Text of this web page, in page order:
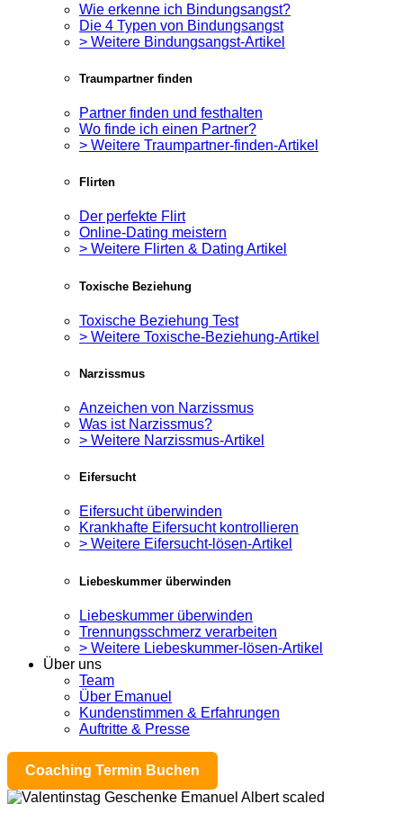
Wie erkenne ich Bindungsangst?
Die 4 Typen von Bindungsangst
> Weitere Bindungsangst-Artikel
Traumpartner finden
Partner finden und festhalten
Wo finde ich einen Partner?
> Weitere Traumpartner-finden-Artikel
Flirten
Der perfekte Flirt
Online-Dating meistern
> Weitere Flirten & Dating Artikel
Toxische Beziehung
Toxische Beziehung Test
> Weitere Toxische-Beziehung-Artikel
Narzissmus
Anzeichen von Narzissmus
Was ist Narzissmus?
> Weitere Narzissmus-Artikel
Eifersucht
Eifersucht überwinden
Krankhafte Eifersucht kontrollieren
> Weitere Eifersucht-lösen-Artikel
Liebeskummer überwinden
Liebeskummer überwinden
Trennungsschmerz verarbeiten
> Weitere Liebeskummer-lösen-Artikel
Über uns
Team
Über Emanuel
Kundenstimmen & Erfahrungen
Auftritte & Presse
Coaching Termin Buchen